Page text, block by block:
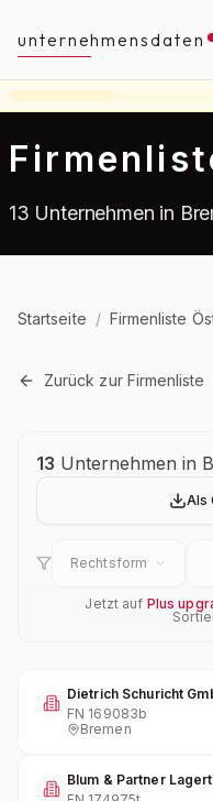
unternehmensdaten
13 Unternehmen in
Startseite / Firmenliste
Zurück zur Firmenliste
13 Unternehmen in
Als
Rechtsform
Jetzt auf Plus
Dietrich Schuricht
FN 169083b
Bremen
Blum & Partner